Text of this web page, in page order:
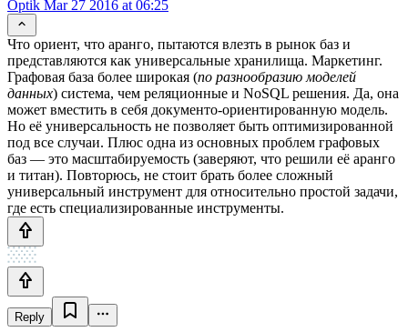
Optik Mar 27 2016 at 06:25
Что ориент, что аранго, пытаются влезть в рынок баз и
представляются как универсальные хранилища. Маркетинг.
Графовая база более широкая (по разнообразию моделей
данных) система, чем реляционные и NoSQL решения. Да, она
может вместить в себя документо-ориентированную модель.
Но её универсальность не позволяет быть оптимизированной
под все случаи. Плюс одна из основных проблем графовых
баз — это масштабируемость (заверяют, что решили её аранго
и титан). Повторюсь, не стоит брать более сложный
универсальный инструмент для относительно простой задачи,
где есть специализированные инструменты.
Reply